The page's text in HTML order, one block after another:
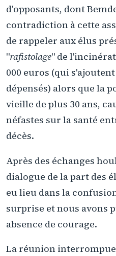
d'opposants, dont
contradiction à cette
de rappeler aux élus
"rafistolage" de
000 euros (qui
dépensés) alors que la
vieille de plus 30 ans,
néfastes sur la santé
décès.
Après des échanges
dialogue de la part des
eu lieu dans la
surprise et nous avons
absence de courage.
La réunion